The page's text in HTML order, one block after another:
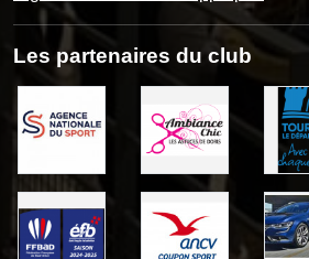
Les partenaires du club